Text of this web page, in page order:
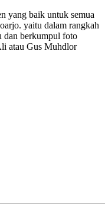
yang baik untuk semua
yaitu dalam rangkah
dan berkumpul foto
atau Gus Muhdlor